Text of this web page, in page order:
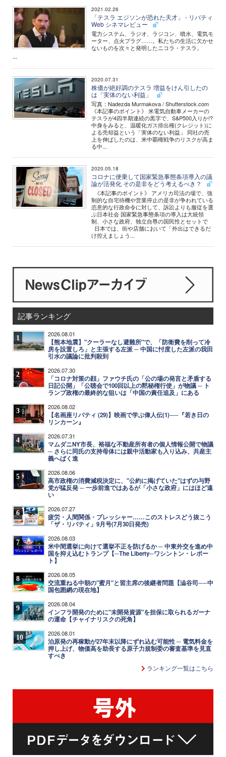
2021.02.26
「テスラ エジソンが恐れた天才」 - リバティ
Web シネマレビュー
電力システム、ラジオ、ラジコン、噴水、電気モ
ーター、点火プラグ……。私たちの生活に欠かせ
ないものを次々と発明したニコラ・テスラ。
...
2020.07.31
株価が絶好調のテスラ 増益をけん引したの
は「実体のない利益」
写真：Nadezda Murmakova / Shutterstock.com
《本記事のポイント》 米電気自動車メーカーの
テスラが4四半期連続の黒字で、S&P500入りか!?
中身をみると、温暖化ガス排出権(クレジット)に
よる売却益という「実体のない利益」 同社の売
上を伸ばしたのは、米中覇権戦争のリスクが高ま
る中...
2020.05.18
コロナに便乗して国家緊急事態条項導入の議
論が活発化 その是非をどう考えるべき？
《本記事のポイント》 アメリカ司法の場で、強
制的な自宅待機や営業停止の是非が争われている
恣意的な行政命令に対して、訴訟よりも服従を選
ぶ日本社会 国家緊急事態条項の導入は大統領
制、小さな政府、独立自尊の国民性とセットで
日本では、街や店舗において「外出はできるだ
け控えましょう...
記事ランキング
1 2026.08.01
【熊本地震】"クーラーなし避難所"で、「防衛費を削って冷
房を設置しろ」と主張する左派 ─ 中国に忖度した左派の我田
引水の議論に批判殺到
2 2026.07.30
「コロナ対策の顔」ファウチ氏の「公の場の発言と矛盾する
日記公開」「公聴会で100回以上の黙秘権行使」が物議 ─ ト
ランプ政権の最終的な狙いは「中国の責任追及」にある
3 2026.08.02
【名画座リバティ (29)】映画で学ぶ偉人伝(1)──『若き日の
リンカーン』
4 2026.07.31
マムダニNY市長、裕福な不動産所有者の個人情報公開で物議
─ さらに同氏の支持母体には親中活動家も入り込み、共産主
義へばく進
5 2026.08.06
高市政権の消費減税決定に、"公約に掲げていた"はずの与野
党が猛反発 ─ 一歩前進ではあるが「小さな政府」にはほど遠
い
6 2026.07.27
疲労・人間関係・プレッシャー……このストレスどう抜こう
「ザ・リバティ」9月号(7月30日発売)
7 2026.08.03
米中間選挙に向けて選挙不正を防げるか ─ 中東外交を進め中
国を抑え込むトランプ【─The Liberty─ワシントン・レポー
ト】
8 2026.08.05
交流重ねる中朝の"蜜月"と習主席の後継者問題【澁谷司──中
国包囲網の現在地】
9 2026.08.04
インフラ開発のために"未開発資源"を担保に取られるガーナ
の運命【チャイナリスクの死角】
10 2026.08.01
泊原発の再稼動が27年末以降にずれ込む可能性 ─ 電気料金を
押し上げ、物価高を助長する原子力規制委の審査基準を見直
すべき
ランキング一覧はこちら